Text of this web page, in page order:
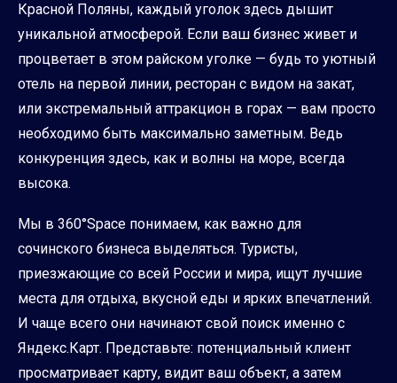
Красной Поляны, каждый уголок здесь дышит
уникальной атмосферой. Если ваш бизнес живет и
процветает в этом райском уголке — будь то уютный
отель на первой линии, ресторан с видом на закат,
или экстремальный аттракцион в горах — вам просто
необходимо быть максимально заметным. Ведь
конкуренция здесь, как и волны на море, всегда
высока.
Мы в 360°Space понимаем, как важно для
сочинского бизнеса выделяться. Туристы,
приезжающие со всей России и мира, ищут лучшие
места для отдыха, вкусной еды и ярких впечатлений.
И чаще всего они начинают свой поиск именно с
Яндекс.Карт. Представьте: потенциальный клиент
просматривает карту, видит ваш объект, а затем